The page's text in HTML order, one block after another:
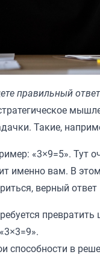
правильный ответ
Такие,
«3×9=5». Тут
именно вам. В
верный
способности в